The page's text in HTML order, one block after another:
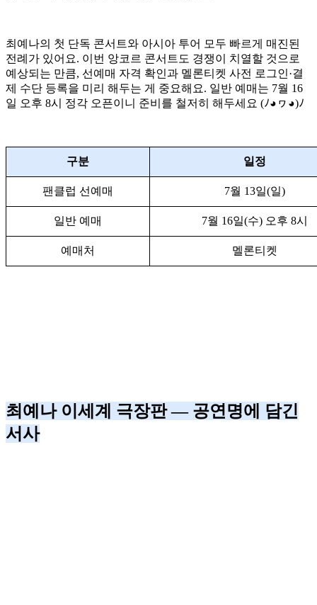
최예나의 첫 단독 콘서트와 아시아 투어 모두 빠르게 매진된
전례가 있어요. 이번 앙코르 콘서트도 경쟁이 치열할 것으로
예상되는 만큼, 선예매 자격 확인과 멜론티켓 사전 로그인·결
제 수단 등록을 미리 해두는 게 중요해요. 일반 예매는 7월 16
일 오후 8시 정각 오픈이니 준비를 철저히 해두세요 (ﾉ◕ヮ◕)ﾉ
구분 일정
팬클럽 선예매 7월 13일(일)
일반 예매 7월 16일(수) 오후 8시
예매처 멜론티켓
최예나 이세계 극장판 — 공연명에 담긴
서사